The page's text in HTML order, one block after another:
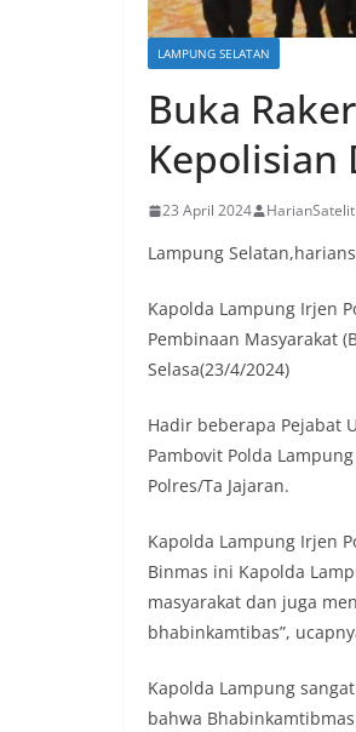
LAMPUNG SELATAN
Buka
Kepolisian
23 April 2024 HarianSatelit
Lampung
Kapolda Lampung Irjen
Pembinaan Masyarakat
Selasa(23/4/2024)
Hadir beberapa Pejabat
Pambovit Polda
Polres/Ta Jajaran.
Kapolda Lampung Irjen
Binmas ini Kapolda
masyarakat dan juga
bhabinkamtibas”,
Kapolda Lampung
bahwa